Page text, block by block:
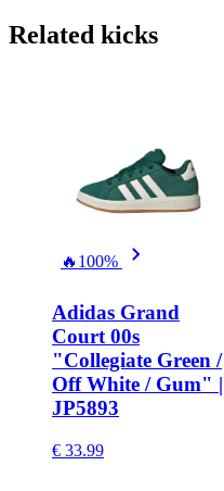
Related kicks
🔥 100%
Adidas Grand
Court 00s
"Collegiate Green /
Off White / Gum" |
JP5893
€ 33.99